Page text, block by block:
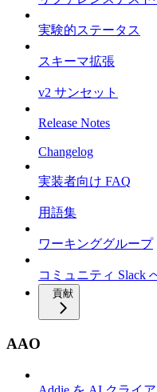
実験的ステータス
スキーマ拡張
v2 サンセット
Release Notes
Changelog
実装者向け FAQ
用語集
ワーキンググループ
コミュニティ Slack
貢献
AAO